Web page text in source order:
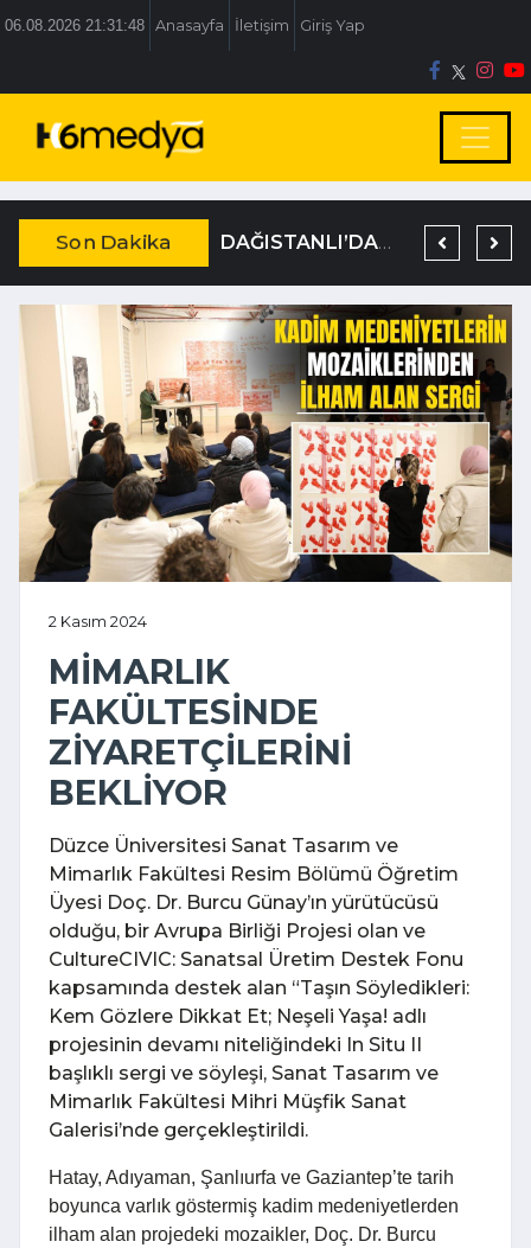
06.08.2026 21:31:48 Anasayfa İletişim Giriş Yap
Son Dakika DAĞISTANLI’DAN, ÖZLÜ’NÜN OTOGAR KARARINA SERT TEPKİ
2 Kasım 2024
MİMARLIK
FAKÜLTESİNDE
ZİYARETÇİLERİNİ
BEKLİYOR
Düzce Üniversitesi Sanat Tasarım ve
Mimarlık Fakültesi Resim Bölümü Öğretim
Üyesi Doç. Dr. Burcu Günay’ın yürütücüsü
olduğu, bir Avrupa Birliği Projesi olan ve
CultureCIVIC: Sanatsal Üretim Destek Fonu
kapsamında destek alan “Taşın Söyledikleri:
Kem Gözlere Dikkat Et; Neşeli Yaşa! adlı
projesinin devamı niteliğindeki In Situ II
başlıklı sergi ve söyleşi, Sanat Tasarım ve
Mimarlık Fakültesi Mihri Müşfik Sanat
Galerisi’nde gerçekleştirildi.
Hatay, Adıyaman, Şanlıurfa ve Gaziantep’te tarih
boyunca varlık göstermiş kadim medeniyetlerden
ilham alan projedeki mozaikler, Doç. Dr. Burcu